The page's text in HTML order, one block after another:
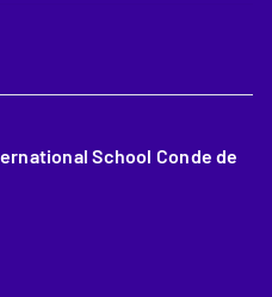
School Conde de